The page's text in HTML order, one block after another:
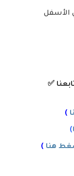
الأسفل
✅
)
)
هنا )